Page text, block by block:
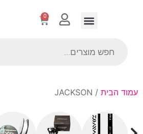
0
עמוד הבית / JACKSON